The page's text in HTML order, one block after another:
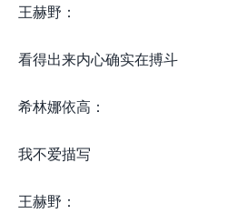
王赫野：
看得出来内心确实在搏斗
希林娜依高：
我不爱描写
王赫野：